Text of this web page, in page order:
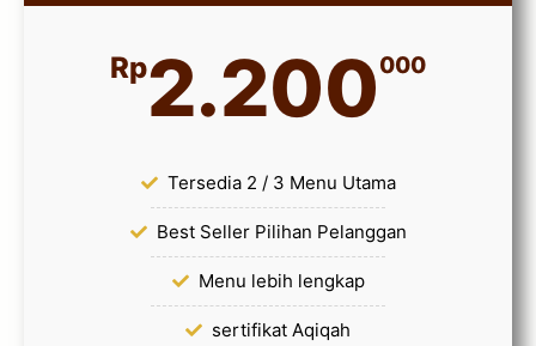
Rp2.200000
Tersedia 2 / 3 Menu Utama
Best Seller Pilihan Pelanggan
Menu lebih lengkap
sertifikat Aqiqah